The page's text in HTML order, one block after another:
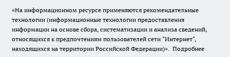
«На информационном ресурсе применяются рекомендательные
технологии (информационные технологии предоставления
информации на основе сбора, систематизации и анализа сведений,
относящихся к предпочтениям пользователей сети "Интернет",
находящихся на территории Российской Федерации)». Подробнее